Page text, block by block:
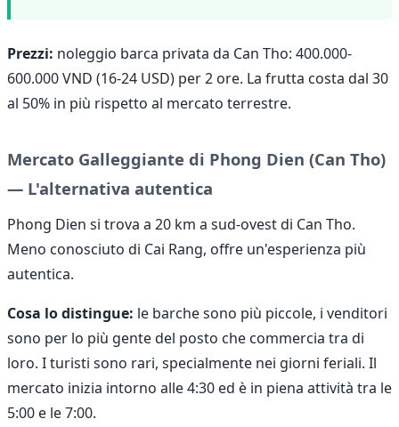
Prezzi: noleggio barca privata da Can Tho: 400.000-
600.000 VND (16-24 USD) per 2 ore. La frutta costa dal 30
al 50% in più rispetto al mercato terrestre.
Mercato Galleggiante di Phong Dien (Can Tho)
— L'alternativa autentica
Phong Dien si trova a 20 km a sud-ovest di Can Tho.
Meno conosciuto di Cai Rang, offre un'esperienza più
autentica.
Cosa lo distingue: le barche sono più piccole, i venditori
sono per lo più gente del posto che commercia tra di
loro. I turisti sono rari, specialmente nei giorni feriali. Il
mercato inizia intorno alle 4:30 ed è in piena attività tra le
5:00 e le 7:00.